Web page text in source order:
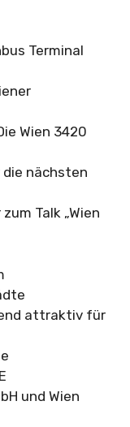
Terminal
Wien 3420
nächsten
Talk „Wien
attraktiv für
und Wien